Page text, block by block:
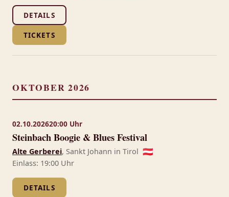
DETAILS
TICKETS
OKTOBER 2026
02.10.202620:00 Uhr
Steinbach Boogie & Blues Festival
Alte Gerberei, Sankt Johann in Tirol 🇦🇹
Einlass: 19:00 Uhr
DETAILS